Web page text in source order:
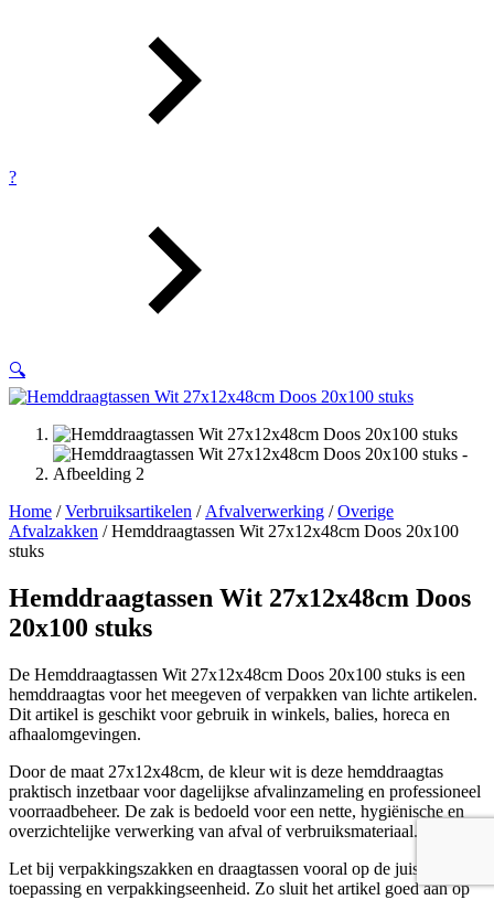
?
🔍
Home /Verbruiksartikelen / Afvalverwerking /Overige
Afvalzakken / Hemddraagtassen Wit 27x12x48cm Doos 20x100
stuks
Hemddraagtassen Wit 27x12x48cm Doos
20x100 stuks
De Hemddraagtassen Wit 27x12x48cm Doos 20x100 stuks is een
hemddraagtas voor het meegeven of verpakken van lichte artikelen.
Dit artikel is geschikt voor gebruik in winkels, balies, horeca en
afhaalomgevingen.
Door de maat 27x12x48cm, de kleur wit is deze hemddraagtas
praktisch inzetbaar voor dagelijkse afvalinzameling en professioneel
voorraadbeheer. De zak is bedoeld voor een nette, hygiënische en
overzichtelijke verwerking van afval of verbruiksmateriaal.
Let bij verpakkingszakken en draagtassen vooral op de juiste maat,
toepassing en verpakkingseenheid. Zo sluit het artikel goed aan op